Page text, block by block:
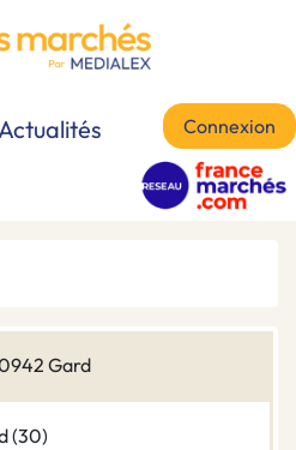
Connexion
Gard
(30)